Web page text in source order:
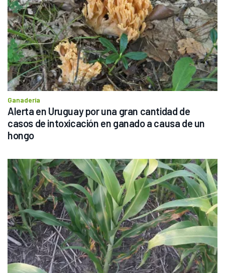
Ganadería
Alerta en Uruguay por una gran cantidad de
casos de intoxicación en ganado a causa de un
hongo